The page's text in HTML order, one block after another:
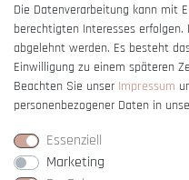
Die Datenverarbeitung kann mit
berechtigten Interesses
abgelehnt werden. Es besteht
Einwilligung zu einem späteren
Beachten Sie unser Impressum
personenbezogener Daten in
Essenziell
Marketing